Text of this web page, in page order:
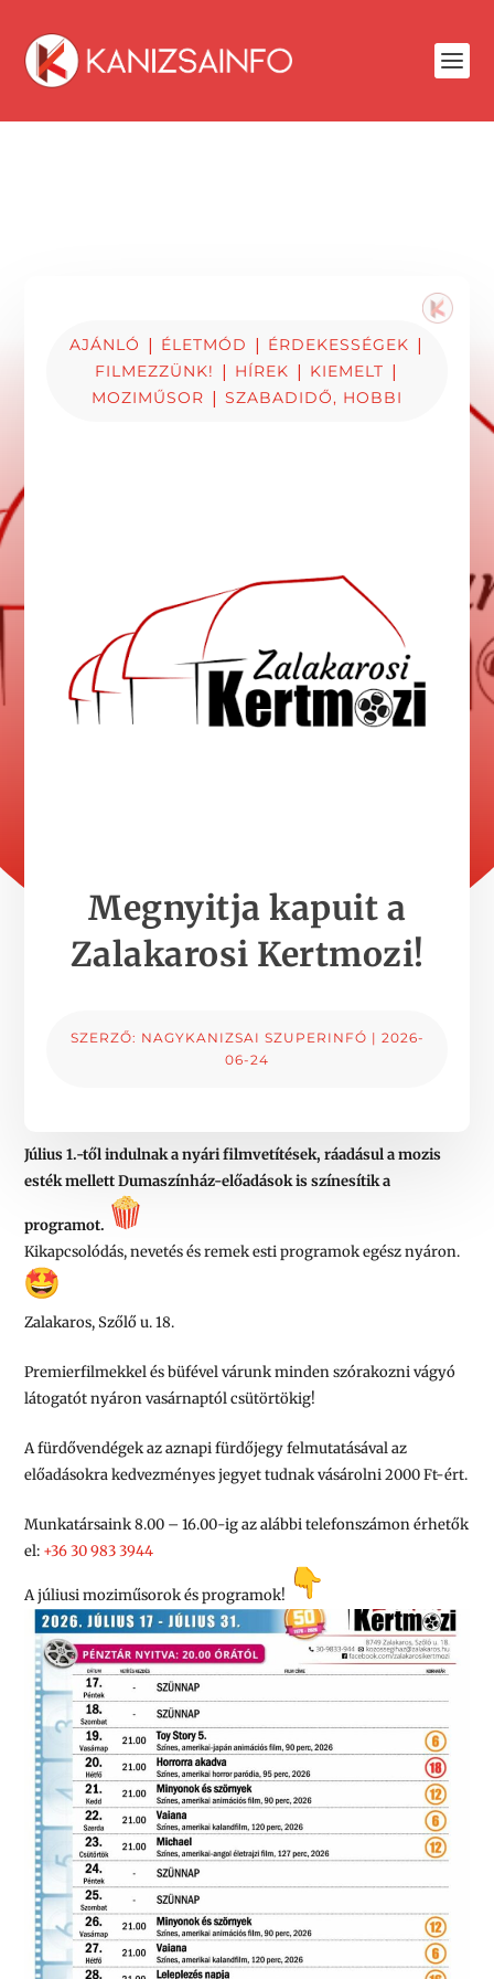
AJÁNLÓ | ÉLETMÓD | ÉRDEKESSÉGEK |
FILMEZZÜNK! | HÍREK | KIEMELT |
MOZIMŰSOR | SZABADIDŐ, HOBBI
Megnyitja kapuit a
Zalakarosi Kertmozi!
SZERZŐ: NAGYKANIZSAI SZUPERINFÓ | 2026-
06-24
Július 1.-től indulnak a nyári filmvetítések, ráadásul a mozis
esték mellett Dumaszínház-előadások is színesítik a
programot.
Kikapcsolódás, nevetés és remek esti programok egész nyáron.
Zalakaros, Szőlő u. 18.
Premierfilmekkel és büfével várunk minden szórakozni vágyó
látogatót nyáron vasárnaptól csütörtökig!
A fürdővendégek az aznapi fürdőjegy felmutatásával az
előadásokra kedvezményes jegyet tudnak vásárolni 2000 Ft-ért.
Munkatársaink 8.00 – 16.00-ig az alábbi telefonszámon érhetők
el: +36 30 983 3944
A júliusi moziműsorok és programok!